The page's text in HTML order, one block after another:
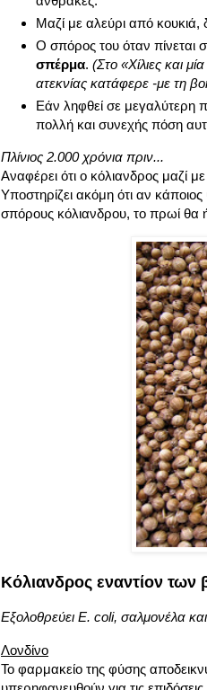
Μαζί με αλεύρι από κουκιά,
Ο σπόρος του όταν πίνεται
σπέρμα. (Στο «Χίλιες και
ατεκνίας κατάφερε -με τη
Εάν ληφθεί σε μεγαλύτερη
πολλή και συνεχής πόση
Πλίνιος 2.000 χρόνια πριν...
Αναφέρει ότι ο κόλιανδρος μαζί
Υποστηρίζει ακόμη ότι αν
σπόρους κόλιανδρου, το πρωί θα
Κόλιανδρος εναντίον των
Εξολοθρεύει E. coli, σαλμονέλα
Λονδίνο
Το φαρμακείο της φύσης